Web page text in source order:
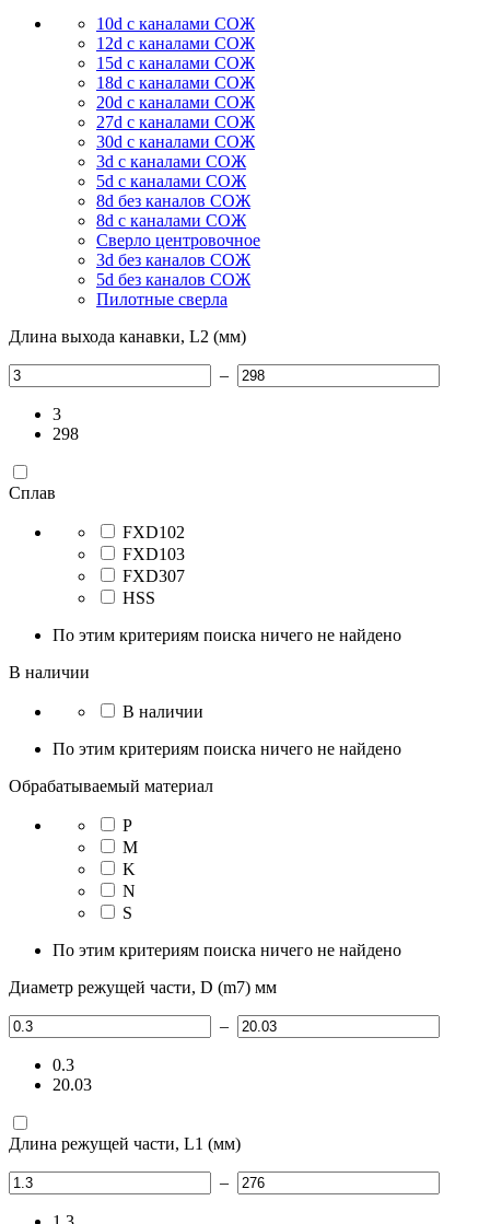
10d с каналами СОЖ
12d с каналами СОЖ
15d с каналами СОЖ
18d с каналами СОЖ
20d с каналами СОЖ
27d с каналами СОЖ
30d с каналами СОЖ
3d с каналами СОЖ
5d с каналами СОЖ
8d без каналов СОЖ
8d с каналами СОЖ
Сверло центровочное
3d без каналов СОЖ
5d без каналов СОЖ
Пилотные сверла
Длина выхода канавки, L2 (мм)
–
3
298
Сплав
FXD102
FXD103
FXD307
HSS
По этим критериям поиска ничего не найдено
В наличии
В наличии
По этим критериям поиска ничего не найдено
Обрабатываемый материал
P
M
K
N
S
По этим критериям поиска ничего не найдено
Диаметр режущей части, D (m7) мм
–
0.3
20.03
Длина режущей части, L1 (мм)
–